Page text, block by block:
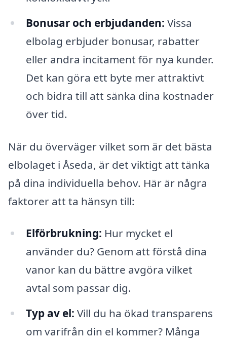
Bonusar och erbjudanden: Vissa
elbolag erbjuder bonusar, rabatter
eller andra incitament för nya kunder.
Det kan göra ett byte mer attraktivt
och bidra till att sänka dina kostnader
över tid.
När du överväger vilket som är det bästa
elbolaget i Åseda, är det viktigt att tänka
på dina individuella behov. Här är några
faktorer att ta hänsyn till:
Elförbrukning: Hur mycket el
använder du? Genom att förstå dina
vanor kan du bättre avgöra vilket
avtal som passar dig.
Typ av el: Vill du ha ökad transparens
om varifrån din el kommer? Många